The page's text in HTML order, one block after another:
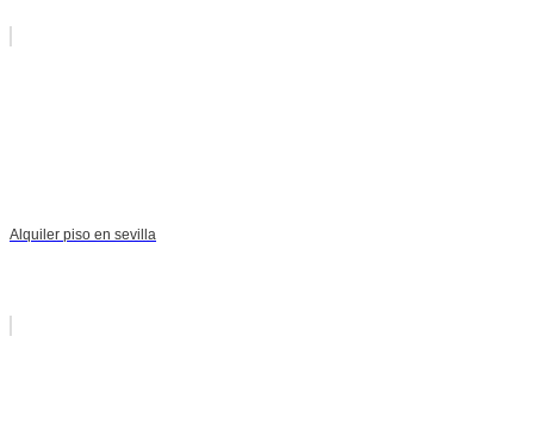
Alquiler piso en sevilla